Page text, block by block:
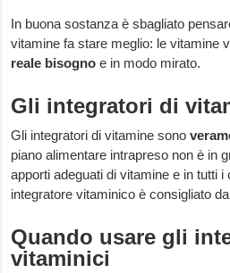
In buona sostanza è sbagliato
vitamine fa stare meglio: le vitamine
reale bisogno e in modo mirato.
Gli integratori di
Gli integratori di vitamine sono
piano alimentare intrapreso non è in
apporti adeguati di vitamine e in tutti i
integratore vitaminico è consigliato
Quando usare gli
vitaminici